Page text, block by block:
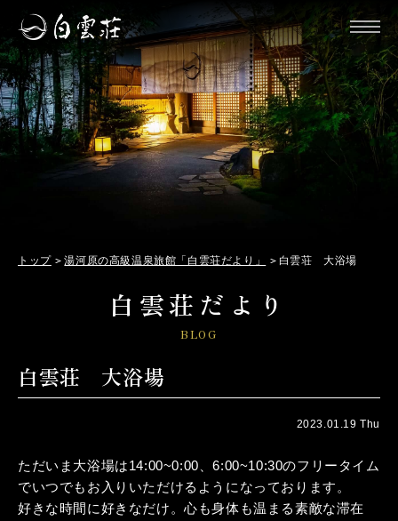
トップ 湯河原の高級温泉旅館「白雲荘だより」 白雲荘 大浴場
白雲荘だより
BLOG
白雲荘 大浴場
2023.01.19 Thu
ただいま大浴場は14:00~0:00、6:00~10:30のフリータイム
でいつでもお入りいただけるようになっております。
好きな時間に好きなだけ。心も身体も温まる素敵な滞在